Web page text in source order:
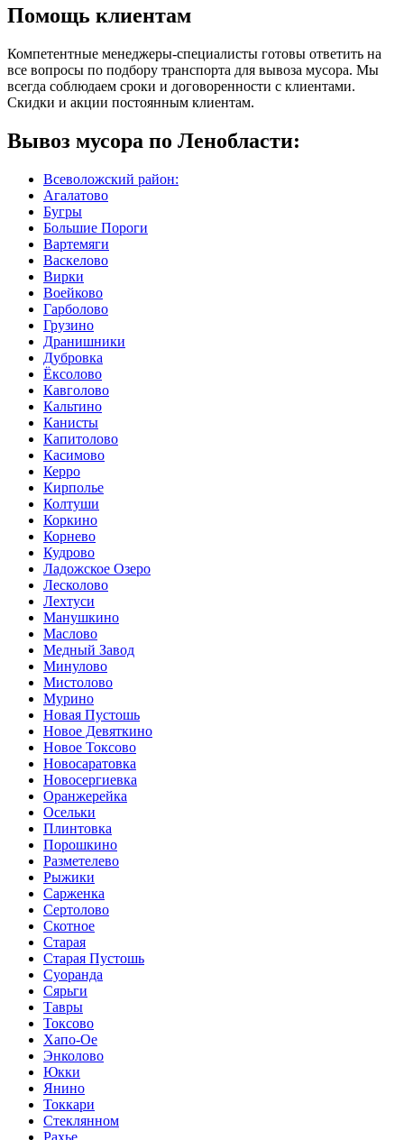
Помощь клиентам
Компетентные менеджеры-специалисты готовы ответить на
все вопросы по подбору транспорта для вывоза мусора. Мы
всегда соблюдаем сроки и договоренности с клиентами.
Скидки и акции постоянным клиентам.
Вывоз мусора по Ленобласти:
Всеволожский район:
Агалатово
Бугры
Большие Пороги
Вартемяги
Васкелово
Вирки
Воейково
Гарболово
Грузино
Дранишники
Дубровка
Ёксолово
Кавголово
Кальтино
Канисты
Капитолово
Касимово
Керро
Кирполье
Колтуши
Коркино
Корнево
Кудрово
Ладожское Озеро
Лесколово
Лехтуси
Манушкино
Маслово
Медный Завод
Минулово
Мистолово
Мурино
Новая Пустошь
Новое Девяткино
Новое Токсово
Новосаратовка
Новосергиевка
Оранжерейка
Осельки
Плинтовка
Порошкино
Разметелево
Рыжики
Сарженка
Сертолово
Скотное
Старая
Старая Пустошь
Суоранда
Сярьги
Тавры
Токсово
Хапо-Ое
Энколово
Юкки
Янино
Токкари
Стеклянном
Рахье